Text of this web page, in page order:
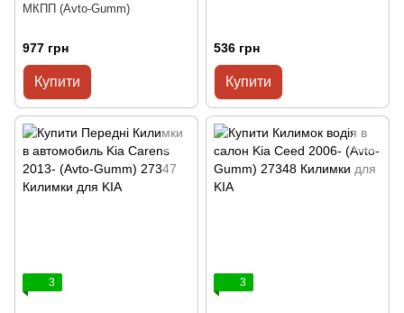
МКПП (Avto-Gumm)
977 грн
Купити
536 грн
Купити
3 3